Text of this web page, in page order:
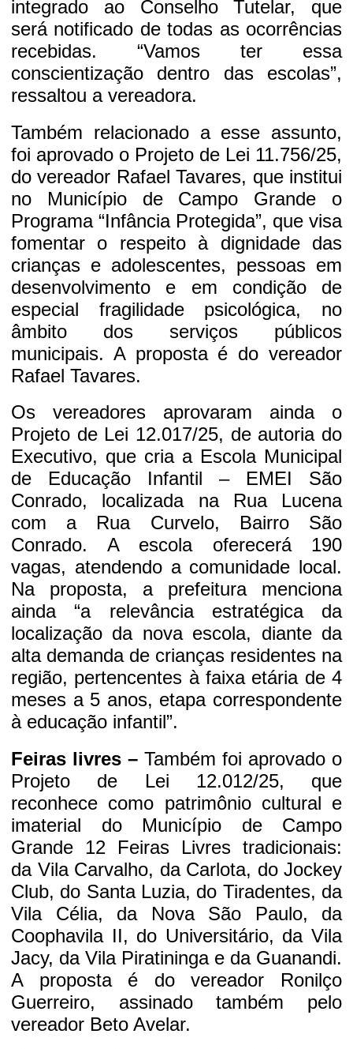
integrado ao Conselho Tutelar, que
será notificado de todas as ocorrências
recebidas. “Vamos ter essa
conscientização dentro das escolas”,
ressaltou a vereadora.
Também relacionado a esse assunto,
foi aprovado o Projeto de Lei 11.756/25,
do vereador Rafael Tavares, que institui
no Município de Campo Grande o
Programa “Infância Protegida”, que visa
fomentar o respeito à dignidade das
crianças e adolescentes, pessoas em
desenvolvimento e em condição de
especial fragilidade psicológica, no
âmbito dos serviços públicos
municipais. A proposta é do vereador
Rafael Tavares.
Os vereadores aprovaram ainda o
Projeto de Lei 12.017/25, de autoria do
Executivo, que cria a Escola Municipal
de Educação Infantil – EMEI São
Conrado, localizada na Rua Lucena
com a Rua Curvelo, Bairro São
Conrado. A escola oferecerá 190
vagas, atendendo a comunidade local.
Na proposta, a prefeitura menciona
ainda “a relevância estratégica da
localização da nova escola, diante da
alta demanda de crianças residentes na
região, pertencentes à faixa etária de 4
meses a 5 anos, etapa correspondente
à educação infantil”.
Feiras livres – Também foi aprovado o
Projeto de Lei 12.012/25, que
reconhece como patrimônio cultural e
imaterial do Município de Campo
Grande 12 Feiras Livres tradicionais:
da Vila Carvalho, da Carlota, do Jockey
Club, do Santa Luzia, do Tiradentes, da
Vila Célia, da Nova São Paulo, da
Coophavila II, do Universitário, da Vila
Jacy, da Vila Piratininga e da Guanandi.
A proposta é do vereador Ronilço
Guerreiro, assinado também pelo
vereador Beto Avelar.